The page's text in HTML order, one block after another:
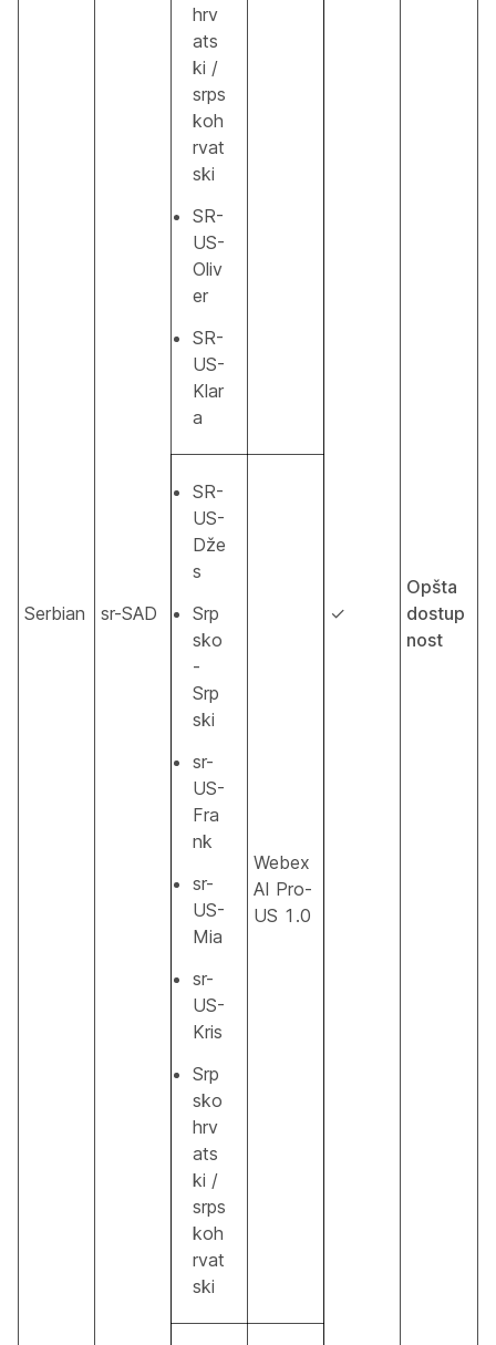
Serbian sr-SAD
hrv
ats
ki /
srps
koh
rvat
ski
SR-
US-
Oliv
er
SR-
US-
Klar
a
✓
Opšta
dostup
nost
SR-
US-
Dže
s
Srp
sko
-
Srp
ski
sr-
US-
Fra
nk
sr-
US-
Mia
sr-
US-
Kris
Srp
sko
hrv
ats
ki /
srps
koh
rvat
ski
Webex
AI Pro-
US 1.0